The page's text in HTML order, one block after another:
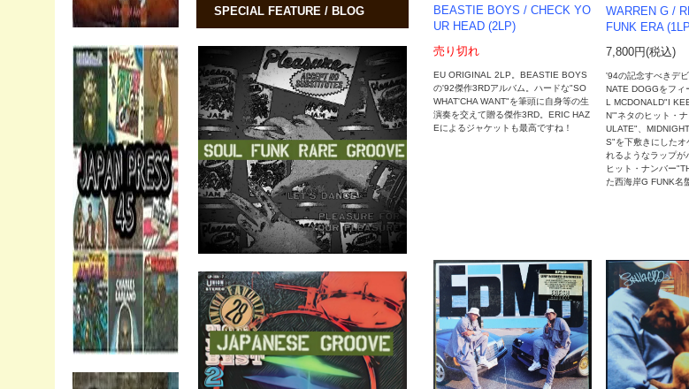
BEASTIE BOYS / CHECK YO
UR HEAD (2LP)
売り切れ
EU ORIGINAL 2LP。BEASTIE BOYS
の'92傑作3RDアルバム。ハードな"SO
WHAT'CHA WANT"を筆頭に自身等の生
演奏を交えて贈る傑作3RD。ERIC HAZ
Eによるジャケットも最高ですね！
WARREN G /
FUNK ERA
7,800円(税込)
'94の記念すべきデビ
NATE DOGGをフィ
L MCDONALD"I
N'"ネタのヒット・
ULATE"、
S"を下敷きにしたオ
れるようなラップが
ヒット・ナンバー
た西海岸G FUNK名
SPECIAL FEATURE / BLOG